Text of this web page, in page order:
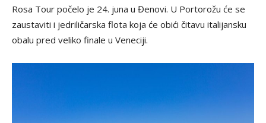
Rosa Tour počelo je 24. juna u Đenovi. U Portorožu će se
zaustaviti i jedriličarska flota koja će obići čitavu italijansku
obalu pred veliko finale u Veneciji.